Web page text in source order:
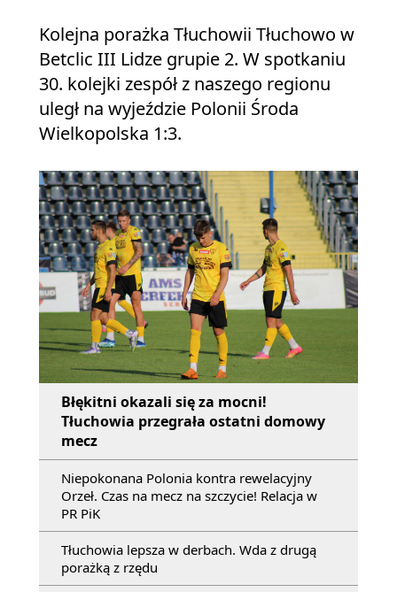
Kolejna porażka Tłuchowii Tłuchowo w
Betclic III Lidze grupie 2. W spotkaniu
30. kolejki zespół z naszego regionu
uległ na wyjeździe Polonii Środa
Wielkopolska 1:3.
Błękitni okazali się za mocni!
Tłuchowia przegrała ostatni domowy
mecz
Niepokonana Polonia kontra rewelacyjny
Orzeł. Czas na mecz na szczycie! Relacja w
PR PiK
Tłuchowia lepsza w derbach. Wda z drugą
porażką z rzędu